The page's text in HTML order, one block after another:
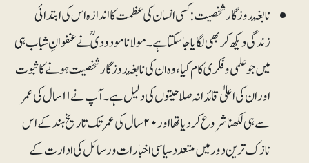
نابغۂ روز گار شخصیت:کسی انسان کی عظمت کا اندازہ اس کی ابتدائی
زندگی دیکھ کر بھی لگایا جا سکتا ہے۔ مولانا مودودیؒ نے عنفوانِ شباب ہی
میں جو علمی و فکری کام کیا، وہ ان کی نابغۂ روزگار شخصیت ہونے کا ثبوت
اور ان کی اعلیٰ قائدانہ صلاحیتوں کی دلیل ہے۔ آپ نے ۱۱ سال کی عمر
سے ہی لکھنا شروع کر دیا تھا اور ۲۰سال کی عمر تک تاریخ ہند کے اس
نازک ترین دور میں متعدد سیاسی اخبارات و رسائل کی ادارت کے